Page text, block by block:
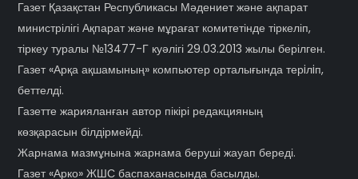
Газет Қазақстан Республикасы Мәдениет және ақпарат
министрілігі Ақпарат және мұрағат комитетінде тіркеліп,
тіркеу туралы №13477-Г куәлігі 29.03.2013 жылы берілген.
Газет «Арқа ақшамының» компьютер орталығында терiлiп,
беттелді.
Газетте жарияланған автор пікірі редакцияның
көзқарасын білдірмейді.
Жарнама мазмұнына жарнама беруші жауап береді.
Газет «Арко» ЖШС баспаханасында басылды.